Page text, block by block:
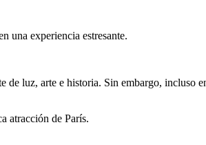
una experiencia estresante.
de luz, arte e historia. Sin embargo,
atracción de París.